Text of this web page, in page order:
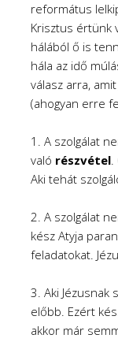
református
Krisztus értünk
hálából ő is
hála az idő
válasz arra,
(ahogyan erre
1. A szolgálat
való részvétel.
Aki tehát
2. A szolgálat
kész Atyja
feladatokat.
3. Aki Jézusnak
előbb. Ezért
akkor már